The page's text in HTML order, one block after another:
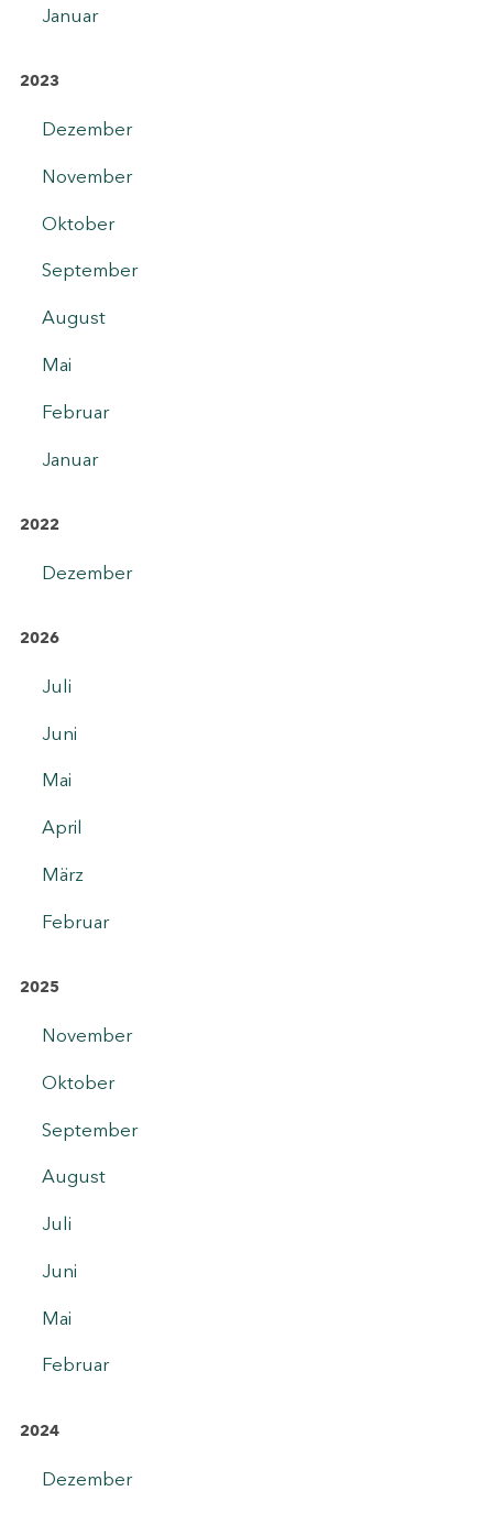
Januar
2023
Dezember
November
Oktober
September
August
Mai
Februar
Januar
2022
Dezember
2026
Juli
Juni
Mai
April
März
Februar
2025
November
Oktober
September
August
Juli
Juni
Mai
Februar
2024
Dezember